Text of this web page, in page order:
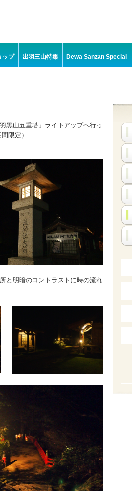
ップ 出羽三山特集 Dewa Sanzan Special
黒山五重塔」ライトアップへ行っ
限定）
と明暗のコントラストに時の流れ